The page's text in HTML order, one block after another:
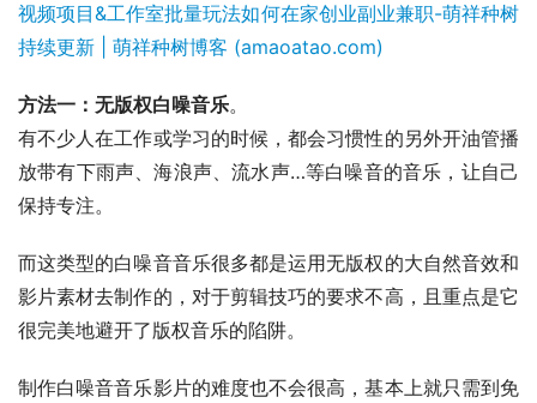
视频项目&工作室批量玩法如何在家创业副业兼职-萌祥种树
持续更新 | 萌祥种树博客 (amaoatao.com)
方法一：无版权白噪音乐。
有不少人在工作或学习的时候，都会习惯性的另外开油管播
放带有下雨声、海浪声、流水声…等白噪音的音乐，让自己
保持专注。
而这类型的白噪音音乐很多都是运用无版权的大自然音效和
影片素材去制作的，对于剪辑技巧的要求不高，且重点是它
很完美地避开了版权音乐的陷阱。
制作白噪音音乐影片的难度也不会很高，基本上就只需到免